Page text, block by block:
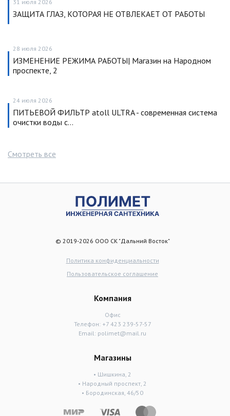
31 июля 2026
ЗАЩИТА ГЛАЗ, КОТОРАЯ НЕ ОТВЛЕКАЕТ ОТ РАБОТЫ
28 июля 2026
ИЗМЕНЕНИЕ РЕЖИМА РАБОТЫ| Магазин на Народном
проспекте, 2
24 июля 2026
ПИТЬЕВОЙ ФИЛЬТР atoll ULTRA - современная система
очистки воды с…
Смотреть все
© 2019-2026 ООО СК "Дальний Восток"
Политика конфиденциальности
Пользовательское соглашение
Компания
Офис
Телефон: +7 423 239-57-57
Email: polimet@mail.ru
Магазины
• Шишкина, 2
• Народный проспект, 2
• Бородинская, 46/50